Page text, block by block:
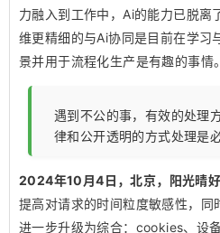
力融入到工作中，Ai的能力已脱离
维更精细的与Ai协同是目前在学习
景并用于流程化生产是有趣的事情。
遇到不公的事，有效的处理
律和公开透明的方式处理是
2024年10月4日，北京，阳光晴好
提高对请求的时间粒度敏感性，
进一步升级为综合：cookies、设